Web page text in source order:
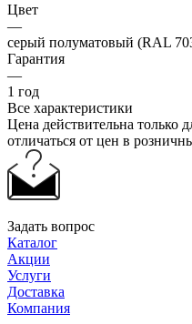
Цвет
—
серый полуматовый (RAL
Гарантия
—
1 год
Все характеристики
Цена действительна только
отличаться от цен в
Задать вопрос
Каталог
Акции
Услуги
Доставка
Компания